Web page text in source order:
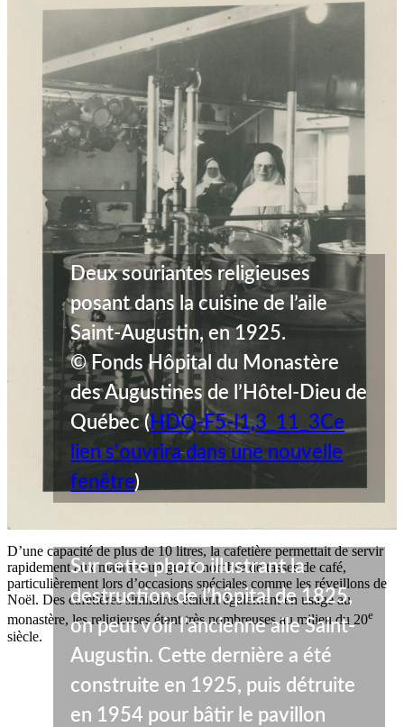
Deux souriantes religieuses
posant dans la cuisine de l’aile
Saint-Augustin, en 1925.
© Fonds Hôpital du Monastère
des Augustines de l’Hôtel-Dieu de
Québec (HDQ-F5-I1,3_11_3Ce
lien s'ouvrira dans une nouvelle
fenêtre)
D’une capacité de plus de 10 litres, la cafetière permettait de servir
rapidement aux malades un grand nombre de tasses de café,
particulièrement lors d’occasions spéciales comme les réveillons de
Noël. Des cafetières similaires étaient également en usage au
monastère, les religieuses étant très nombreuses au milieu du 20e
siècle.
Sur cette photo illustrant la
destruction de l’hôpital de 1825,
on peut voir l’ancienne aile Saint-
Augustin. Cette dernière a été
construite en 1925, puis détruite
en 1954 pour bâtir le pavillon